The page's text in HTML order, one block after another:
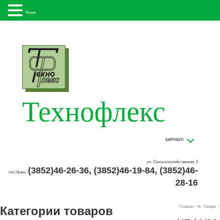
Технофлекс
БАРНАУЛ
ул. Сельскохозяйственная, 5
тел./факс: (3852)46-26-36, (3852)46-19-84, (3852)46-
28-16
Категории товаров Главная Товары
Меню